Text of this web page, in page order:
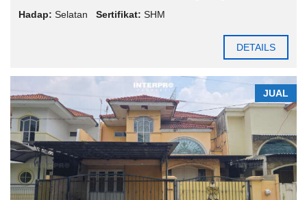
Hadap: Selatan Sertifikat: SHM
DETAILS
JUAL